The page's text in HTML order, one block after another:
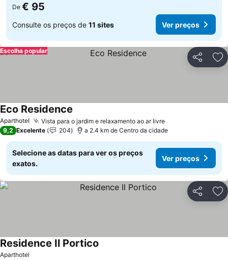
De € 95
Consulte os preços de 11 sites Ver preços
Partilhar
Escolha popular
Aparthotel Vista para o jardim e relaxamento ao ar livre
Eco Residence
9,2 Excelente 204 a 2.4 km de Centro da cidade
Selecione as datas para ver os preços
exatos.
Ver preços
Partilhar
Aparthotel
Residence Il Portico